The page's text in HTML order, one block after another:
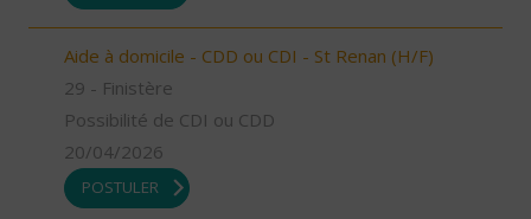
Aide à domicile - CDD ou CDI - St Renan (H/F)
29 - Finistère
Possibilité de CDI ou CDD
20/04/2026
POSTULER